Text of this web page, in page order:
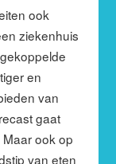
ook
ziekenhuis
en
van
gaat
ook op
van eten